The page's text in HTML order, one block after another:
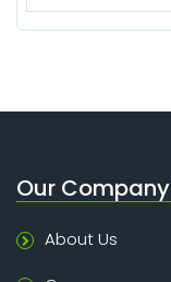
Our Company
About Us